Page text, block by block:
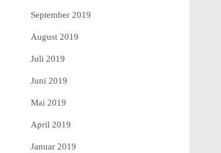
September 2019
August 2019
Juli 2019
Juni 2019
Mai 2019
April 2019
Januar 2019